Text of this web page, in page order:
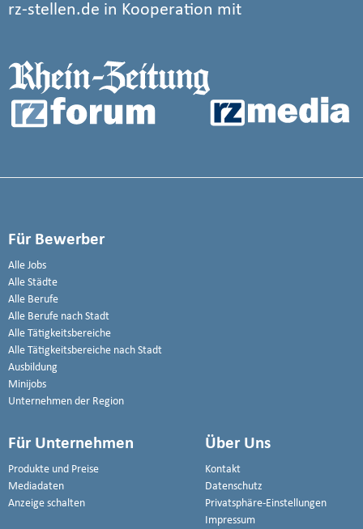
rz-stellen.de in Kooperation mit
Für Bewerber
Alle Jobs
Alle Städte
Alle Berufe
Alle Berufe nach Stadt
Alle Tätigkeitsbereiche
Alle Tätigkeitsbereiche nach Stadt
Ausbildung
Minijobs
Unternehmen der Region
Für Unternehmen
Produkte und Preise
Mediadaten
Anzeige schalten
Über Uns
Kontakt
Datenschutz
Privatsphäre-Einstellungen
Impressum